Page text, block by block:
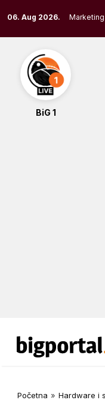
to
content
06. Aug 2026. Marketing
BiG 1
Početna » Hardware i